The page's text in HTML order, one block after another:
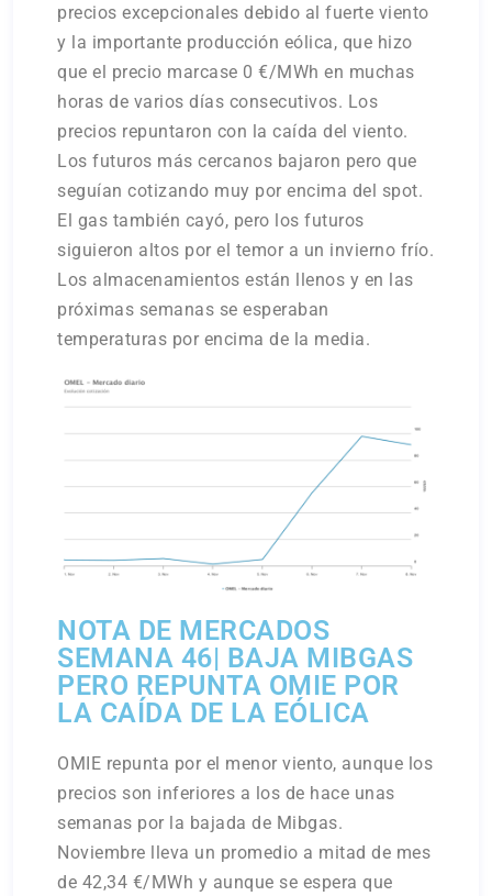
precios excepcionales debido al fuerte viento
y la importante producción eólica, que hizo
que el precio marcase 0 €/MWh en muchas
horas de varios días consecutivos. Los
precios repuntaron con la caída del viento.
Los futuros más cercanos bajaron pero que
seguían cotizando muy por encima del spot.
El gas también cayó, pero los futuros
siguieron altos por el temor a un invierno frío.
Los almacenamientos están llenos y en las
próximas semanas se esperaban
temperaturas por encima de la media.
NOTA DE MERCADOS
SEMANA 46| BAJA MIBGAS
PERO REPUNTA OMIE POR
LA CAÍDA DE LA EÓLICA
OMIE repunta por el menor viento, aunque los
precios son inferiores a los de hace unas
semanas por la bajada de Mibgas.
Noviembre lleva un promedio a mitad de mes
de 42,34 €/MWh y aunque se espera que